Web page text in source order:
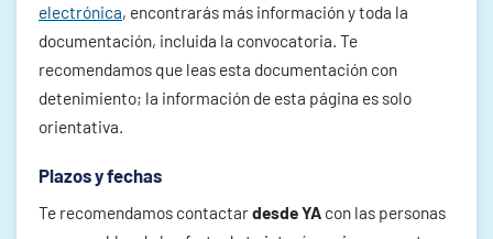
electrónica, encontrarás más información y toda la
documentación, incluida la convocatoria. Te
recomendamos que leas esta documentación con
detenimiento; la información de esta página es solo
orientativa.
Plazos y fechas
Te recomendamos contactardesde YA con las personas